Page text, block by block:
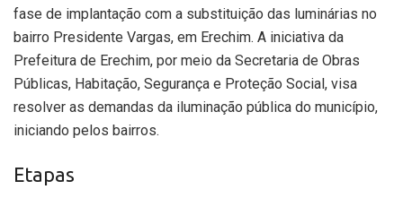
fase de implantação com a substituição das luminárias no
bairro Presidente Vargas, em Erechim. A iniciativa da
Prefeitura de Erechim, por meio da Secretaria de Obras
Públicas, Habitação, Segurança e Proteção Social, visa
resolver as demandas da iluminação pública do município,
iniciando pelos bairros.
Etapas